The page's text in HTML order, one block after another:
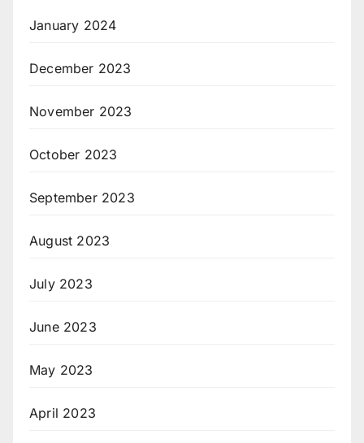
January 2024
December 2023
November 2023
October 2023
September 2023
August 2023
July 2023
June 2023
May 2023
April 2023